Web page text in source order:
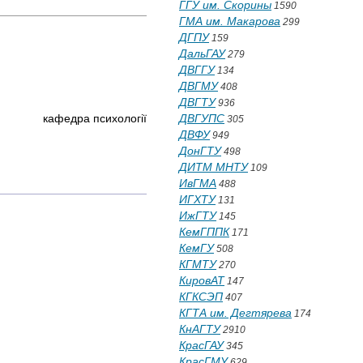
кафедра психології
ГГУ им. Скорины 1590
ГМА им. Макарова 299
ДГПУ159
ДальГАУ279
ДВГГУ134
ДВГМУ408
ДВГТУ936
ДВГУПС 305
ДВФУ949
ДонГТУ498
ДИТМ МНТУ109
ИвГМА 488
ИГХТУ131
ИжГТУ145
КемГППК 171
КемГУ508
КГМТУ270
КировАТ 147
КГКСЭП 407
КГТА им. Дегтярева 174
КнАГТУ2910
КрасГАУ345